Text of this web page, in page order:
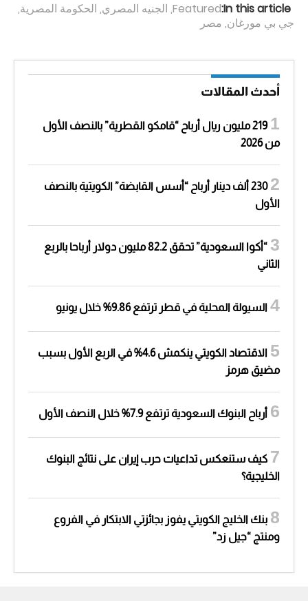
In this article:
Featured
, الجنيه المصري, الحكومة المصرية,
جي بي مورغان, مصر
أحدث المقالات
219 مليون ريال أرباح “قامكو القطرية” بالنصف الأول
من 2026
230 ألف دينار أرباح “أسس القابضة” الكويتية بالنصف
الأول
“أكوا السعودية” تحقق 82.2 مليون دولار أرباحا بالربع
الثاني
السيولة المحلية في قطر ترتفع 9.86% خلال يونيو
الاقتصاد الكويتي ينكمش 4.6% في الربع الأول بسبب
مضيق هرمز
أرباح البنوك السعودية ترتفع 7.9% خلال النصف الأول
كيف ستنعكس تداعيات حرب إيران على نتائج البنوك
الخليجية؟
بنك الخليج الكويتي يفوز بجائزتي الابتكار في الفروع
ومنتج “جيل زد”